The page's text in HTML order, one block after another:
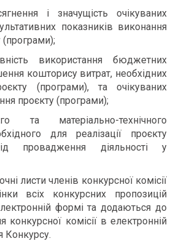
і значущість очікуваних
показників виконання
(програми);
використання бюджетних
кошторису витрат, необхідних
(програми), та очікуваних
проєкту (програми);
та матеріально-технічного
для реалізації проєкту
провадження діяльності у
листи членів конкурсної комісії
всіх конкурсних пропозицій
формі та додаються до
конкурсної комісії в електронній
Конкурсу.